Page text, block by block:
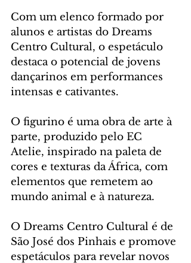
Com um elenco formado por
alunos e artistas do Dreams
Centro Cultural, o espetáculo
destaca o potencial de jovens
dançarinos em performances
intensas e cativantes.
O figurino é uma obra de arte à
parte, produzido pelo EC
Atelie, inspirado na paleta de
cores e texturas da África, com
elementos que remetem ao
mundo animal e à natureza.
O Dreams Centro Cultural é de
São José dos Pinhais e promove
espetáculos para revelar novos